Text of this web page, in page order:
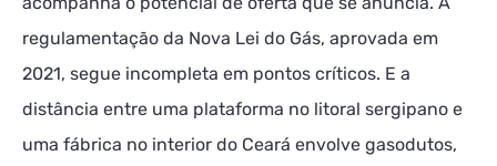
regulamentação da Nova Lei do Gás, aprovada em
2021, segue incompleta em pontos críticos. E a
distância entre uma plataforma no litoral sergipano e
uma fábrica no interior do Ceará envolve gasodutos,